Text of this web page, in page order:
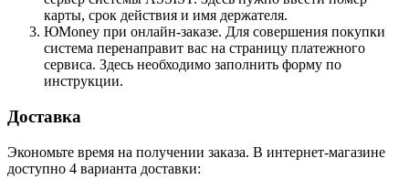
карты, срок действия и имя держателя.
ЮMoney при онлайн-заказе. Для совершения покупки
система перенаправит вас на страницу платежного
сервиса. Здесь необходимо заполнить форму по
инструкции.
Доставка
Экономьте время на получении заказа. В интернет-магазине
доступно 4 варианта доставки: